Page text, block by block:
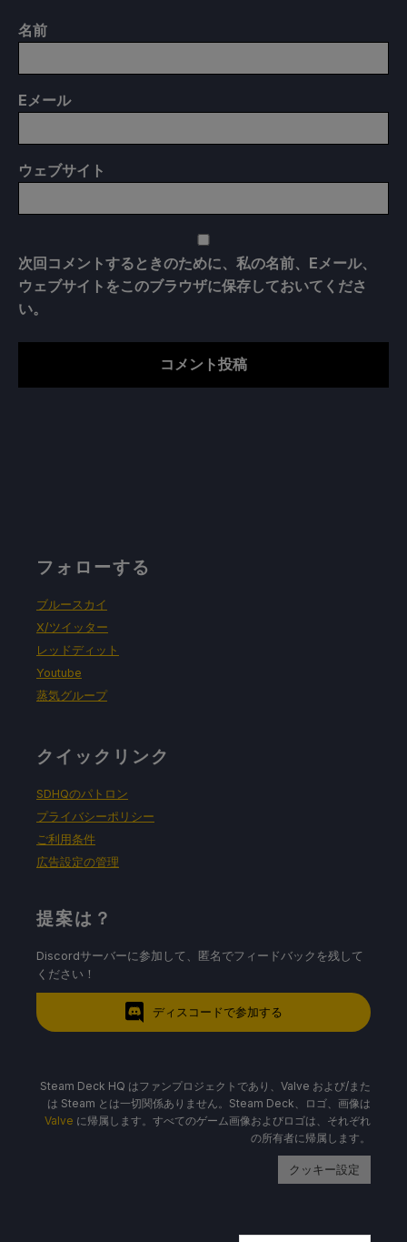
名前
Eメール
ウェブサイト
次回コメントするときのために、私の名前、Eメール、
ウェブサイトをこのブラウザに保存しておいてくださ
い。
フォローする
ブルースカイ
X/ツイッター
レッドディット
Youtube
蒸気グループ
クイックリンク
SDHQのパトロン
プライバシーポリシー
ご利用条件
広告設定の管理
提案は？
Discordサーバーに参加して、匿名でフィードバックを残して
ください！
ディスコードで参加する
Steam Deck HQ はファンプロジェクトであり、Valve および/また
は Steam とは一切関係ありません。Steam Deck、ロゴ、画像は
Valve に帰属します。すべてのゲーム画像およびロゴは、それぞれ
の所有者に帰属します。
クッキー設定